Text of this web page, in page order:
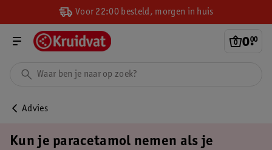
Voor 22:00 besteld, morgen in huis
0.
00
Advies
Kun je paracetamol nemen als je